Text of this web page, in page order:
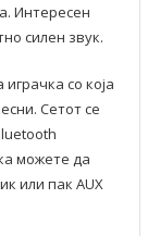
Интересен
силен звук.
со која
Сетот се
можете да
или пак AUX